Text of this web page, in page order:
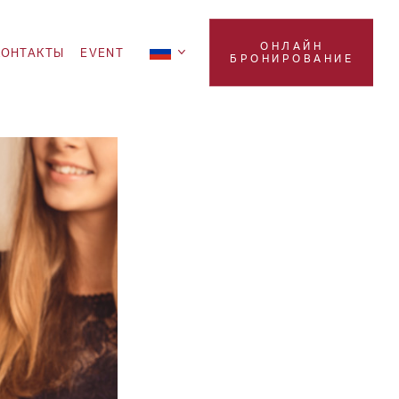
EVENT
ОНЛАЙН
БРОНИРОВАНИЕ